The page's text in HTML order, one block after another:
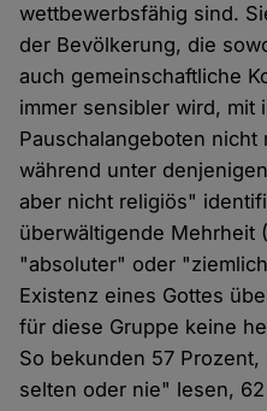
wettbewerbsfähig sind.
der Bevölkerung, die
auch gemeinschaftliche
immer sensibler wird, mit
Pauschalangeboten
während unter
aber nicht religiös"
überwältigende Mehrheit (
"absoluter" oder
Existenz eines Gottes
für diese Gruppe keine
So bekunden 57
selten oder nie" lesen,